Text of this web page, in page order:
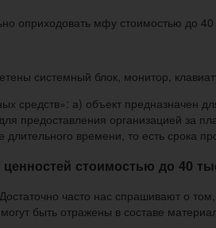
системный блок, монитор,
средств»: а) объект предназначен
предоставления организацией за
длительного времени, то есть срока
стоимостью до 40
часто нас спрашивают о
быть отражены в составе